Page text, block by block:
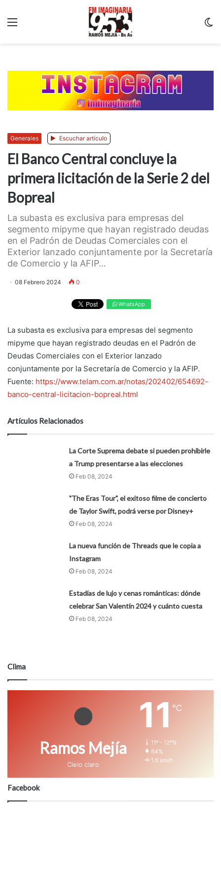
Generales Escuchar artículo
El Banco Central concluye la
primera licitación de la Serie 2 del
Bopreal
La subasta es exclusiva para empresas del
segmento mipyme que hayan registrado deudas
en el Padrón de Deudas Comerciales con el
Exterior lanzado conjuntamente por la Secretaría
de Comercio y la AFIP...
08 Febrero 2024 0
WhatsApp
La subasta es exclusiva para empresas del segmento
mipyme que hayan registrado deudas en el Padrón de
Deudas Comerciales con el Exterior lanzado
conjuntamente por la Secretaría de Comercio y la AFIP.
Fuente: https://www.telam.com.ar/notas/202402/654692-
banco-central-licitacion-bopreal.html
Artículos Relacionados
La Corte Suprema debate si pueden prohibirle
a Trump presentarse a las elecciones
Feb 08, 2024
"The Eras Tour", el exitoso filme de concierto
de Taylor Swift, podrá verse por Disney+
Feb 08, 2024
La nueva función de Threads que le copia a
Instagram
Feb 08, 2024
Estadías de lujo y cenas románticas: dónde
celebrar San Valentín 2024 y cuánto cuesta
Feb 08, 2024
Clima
Ramos Mejía
Cielo claro
11 ℃
11º - 12º%
64%
1.6 km/h
Facebook